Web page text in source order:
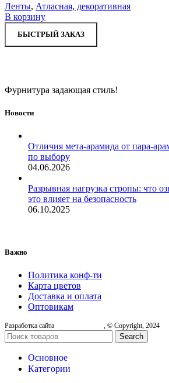
Ленты, Атласная, декоративная
В корзину
БЫСТРЫЙ ЗАКАЗ
Фурнитура задающая стиль!
Новости
Отличия мета-арамида от пара-
по выбору
04.06.2026
Разрывная нагрузка стропы: что
это влияет на безопасность
06.10.2025
Важно
Политика конф-ти
Карта цветов
Доставка и оплата
Оптовикам
Разработка сайта , © Copyright, 2024
Search
Основное
Категории